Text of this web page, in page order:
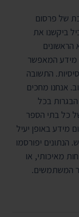
של פרסום
ביקשנו את
הראשונים
מידע המאפשר
התשובה
אנחנו מחכים
הבגרות בכל
כל בתי הספר
מידע באופן יעיל
הנתונים יפורסמו
פחות מאיכותי, או
המשתמשים.